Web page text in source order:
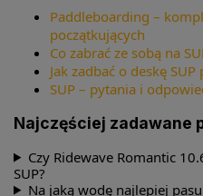
Paddleboarding –
początkujących
Co zabrać ze sobą na
Jak zadbać o deskę SUP
SUP – pytania i
Najczęściej zadawane
Czy Ridewave Romantic
SUP?
Na jaką wodę najlepiej